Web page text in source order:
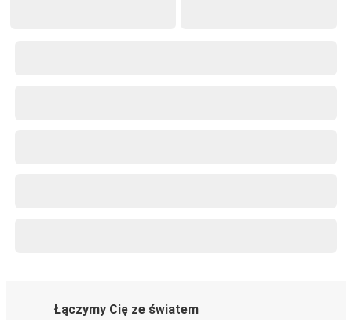
Łączymy Cię ze światem